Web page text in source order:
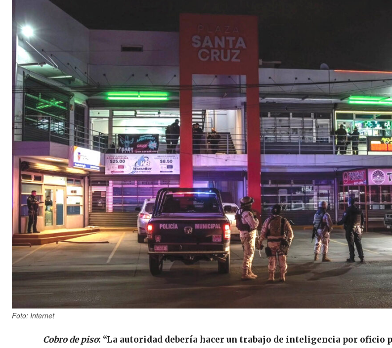
Foto: Internet
Cobro de piso: “La autoridad debería hacer un trabajo de inteligencia por oficio